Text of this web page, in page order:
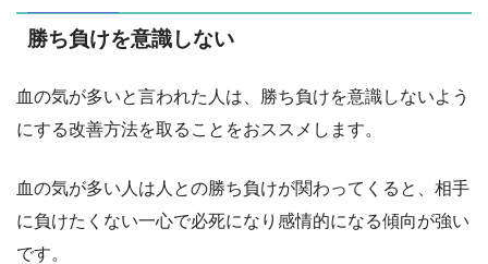
勝ち負けを意識しない
血の気が多いと言われた人は、勝ち負けを意識しないよう
にする改善方法を取ることをおススメします。
血の気が多い人は人との勝ち負けが関わってくると、相手
に負けたくない一心で必死になり感情的になる傾向が強い
です。